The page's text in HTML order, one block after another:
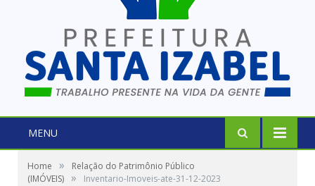
MENU
Home »
Relação do Patrimônio Público
(IMÓVEIS) » Inventario-Imoveis-ate-31-12-2023